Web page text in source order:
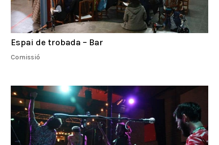
Espai de trobada – Bar
Comissió